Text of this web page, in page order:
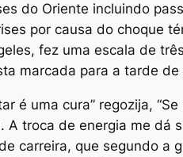
do Oriente incluindo
por causa do choque
fez uma escala de
marcada para a tarde
é uma cura” regozija,
troca de energia me dá
carreira, que segundo a